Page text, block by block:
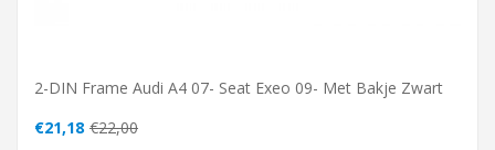
2-DIN Frame Audi A4 07- Seat Exeo 09- Met Bakje Zwart
€21,18 €22,00